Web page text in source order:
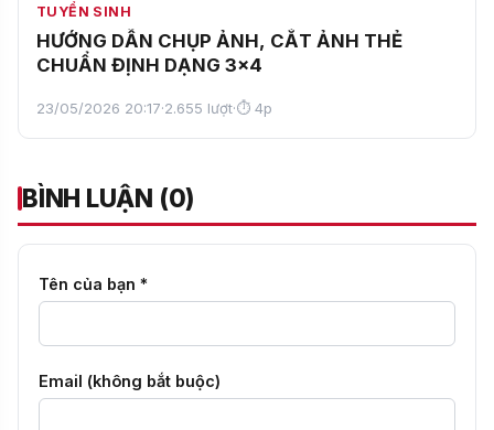
TUYỂN SINH
HƯỚNG DẪN CHỤP ẢNH, CẮT ẢNH THẺ
CHUẨN ĐỊNH DẠNG 3x4
23/05/2026 20:17·2.655 lượt·⏱ 4p
BÌNH LUẬN (0)
Tên của bạn *
Email (không bắt buộc)